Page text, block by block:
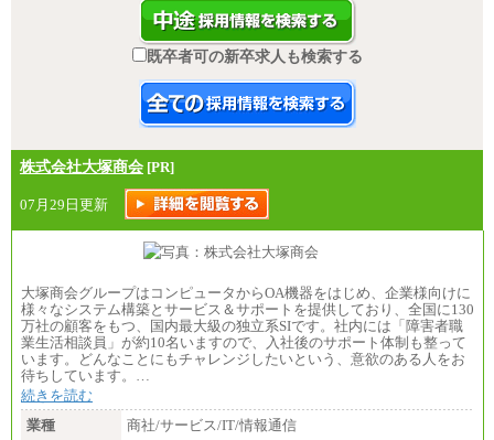
既卒者可の新卒求人も検索する
株式会社大塚商会 [PR]
07月29日更新
大塚商会グループはコンピュータからOA機器をはじめ、企業様向けに
様々なシステム構築とサービス＆サポートを提供しており、全国に130
万社の顧客をもつ、国内最大級の独立系SIです。社内には「障害者職
業生活相談員」が約10名いますので、入社後のサポート体制も整って
います。どんなことにもチャレンジしたいという、意欲のある人をお
待ちしています。…
続きを読む
業種
商社/サービス/IT/情報通信